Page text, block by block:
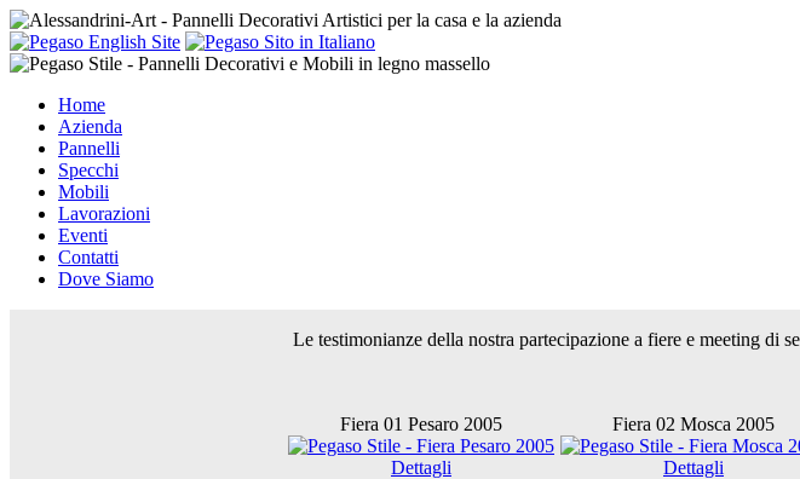
Home
Azienda
Pannelli
Specchi
Mobili
Lavorazioni
Eventi
Contatti
Dove Siamo
Le testimonianze della nostra partecipazione a fiere e meeting di
Fiera 01 Pesaro 2005
Dettagli
Fiera 02 Mosca 2005
Dettagli